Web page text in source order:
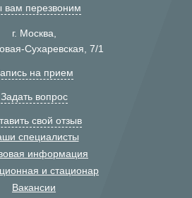
перезвоним
г. Москва,
Сухаревская, 7/1
на прием
Задать вопрос
свой отзыв
специалисты
информация
и стационар
Вакансии